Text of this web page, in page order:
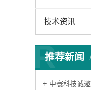
技术资讯
推荐新闻
R
中寰科技诚邀